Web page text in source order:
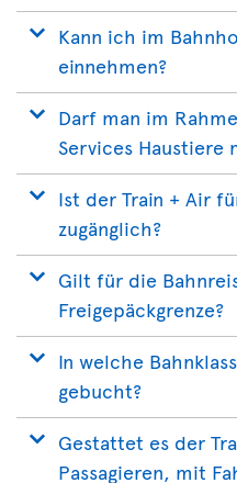
Kann ich im
einnehmen?
Darf man im
Services Haustiere
Ist der Train + Air
zugänglich?
Gilt für die
Freigepäckgrenze?
In welche
gebucht?
Gestattet es der
Passagieren, mit